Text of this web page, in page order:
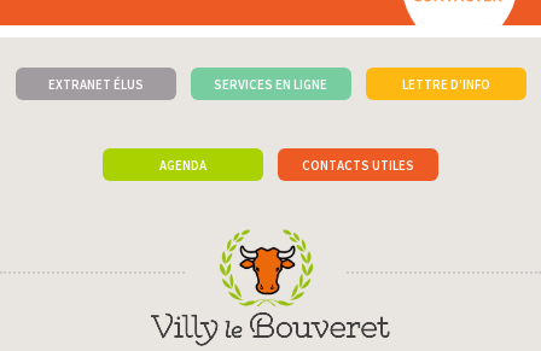
EXTRANET ÉLUS SERVICES EN LIGNE LETTRE D'INFO
AGENDA CONTACTS UTILES